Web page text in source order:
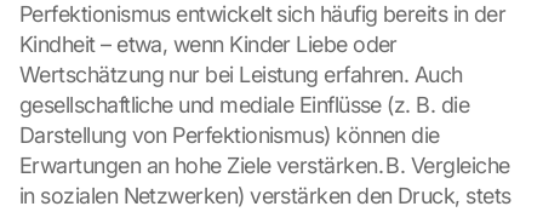
Perfektionismus entwickelt sich häufig bereits in der
Kindheit – etwa, wenn Kinder Liebe oder
Wertschätzung nur bei Leistung erfahren. Auch
gesellschaftliche und mediale Einflüsse (z. B. die
Darstellung von Perfektionismus) können die
Erwartungen an hohe Ziele verstärken. B. Vergleiche
in sozialen Netzwerken) verstärken den Druck, stets